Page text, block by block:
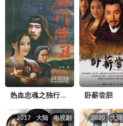
已完结
热血忠魂之独行侍卫 卧薪尝胆
电视剧
大陆
2017 大陆
2020